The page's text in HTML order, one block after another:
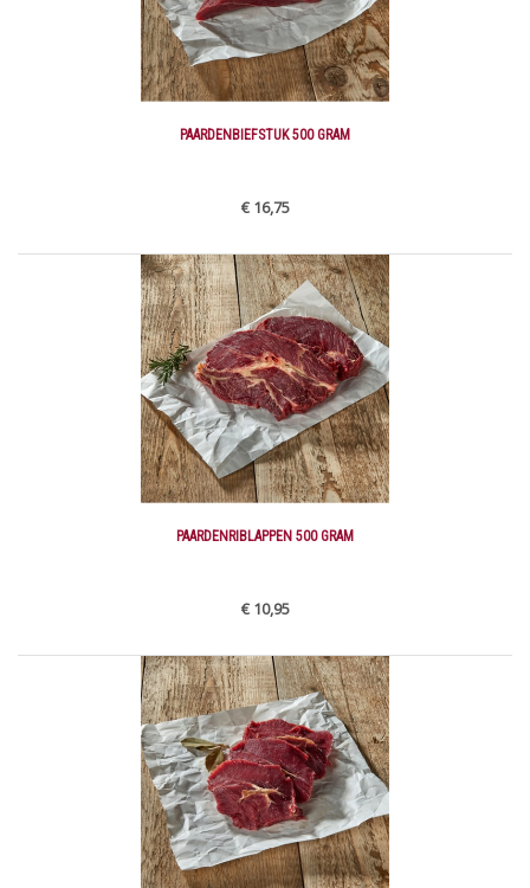
PAARDENBIEFSTUK 500 GRAM
€ 16,75
PAARDENRIBLAPPEN 500 GRAM
€ 10,95